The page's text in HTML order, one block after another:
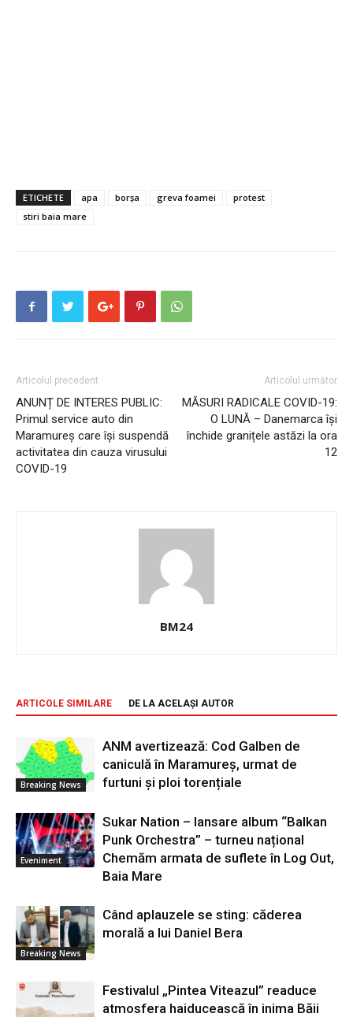
ETICHETE apa borșa greva foamei
protest
stiri baia mare
Articolul precedent
ANUNȚ DE INTERES PUBLIC:
Primul service auto din
Maramureș care își suspendă
activitatea din cauza virusului
COVID-19
Articolul următor
MĂSURI RADICALE COVID-19:
O LUNĂ – Danemarca își
închide granițele astăzi la ora
12
BM24
ARTICOLE SIMILARE DE LA ACELAȘI AUTOR
Breaking News
ANM avertizează: Cod Galben de
caniculă în Maramureș, urmat de
furtuni și ploi torențiale
Eveniment
Sukar Nation – lansare album “Balkan
Punk Orchestra” – turneu național
Chemăm armata de suflete în Log Out,
Baia Mare
Breaking News
Când aplauzele se sting: căderea
morală a lui Daniel Bera
Festivalul „Pintea Viteazul” readuce
atmosfera haiducească în inima Băii